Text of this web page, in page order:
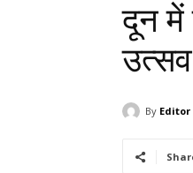
दून में
उत्सव
By Editor